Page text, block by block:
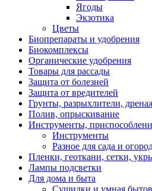
Ягоды
Экзотика
Цветы
Биопрепараты и удобрения
Биокомплексы
Органические удобрения
Товары для рассады
Защита от болезней
Защита от вредителей
Грунты, разрыхлители,
Полив, опрыскивание
Инструменты,
Инструменты
Разное для сада и
Пленки, геоткани, сетки,
Лампы подсветки
Для дома и быта
Сушилки и умная